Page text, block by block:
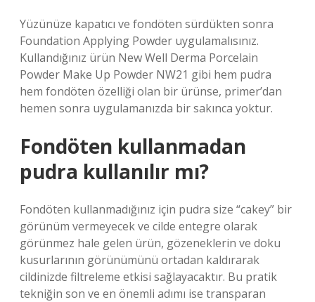
Yüzünüze kapatıcı ve fondöten sürdükten sonra
Foundation Applying Powder uygulamalısınız.
Kullandığınız ürün New Well Derma Porcelain
Powder Make Up Powder NW21 gibi hem pudra
hem fondöten özelliği olan bir ürünse, primer’dan
hemen sonra uygulamanızda bir sakınca yoktur.
Fondöten kullanmadan
pudra kullanılır mı?
Fondöten kullanmadığınız için pudra size “cakey” bir
görünüm vermeyecek ve cilde entegre olarak
görünmez hale gelen ürün, gözeneklerin ve doku
kusurlarının görünümünü ortadan kaldırarak
cildinizde filtreleme etkisi sağlayacaktır. Bu pratik
tekniğin son ve en önemli adımı ise transparan